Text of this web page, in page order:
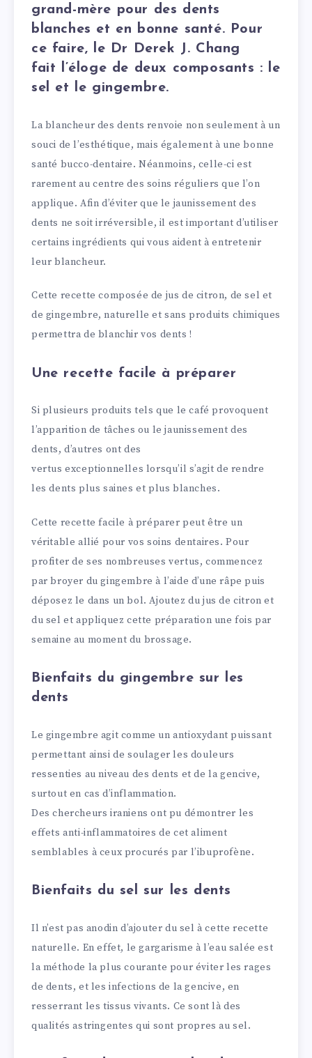
grand-mère pour des dents
blanches et en bonne santé. Pour
ce faire, le Dr Derek J. Chang
fait l’éloge de deux composants : le
sel et le gingembre.
La blancheur des dents renvoie non seulement à un
souci de l’esthétique, mais également à une bonne
santé bucco-dentaire. Néanmoins, celle-ci est
rarement au centre des soins réguliers que l’on
applique. Afin d’éviter que le jaunissement des
dents ne soit irréversible, il est important d’utiliser
certains ingrédients qui vous aident à entretenir
leur blancheur.
Cette recette composée de jus de citron, de sel et
de gingembre, naturelle et sans produits chimiques
permettra de blanchir vos dents !
Une recette facile à préparer
Si plusieurs produits tels que le café provoquent
l’apparition de tâches ou le jaunissement des
dents, d’autres ont des
vertus exceptionnelles lorsqu’il s’agit de rendre
les dents plus saines et plus blanches.
Cette recette facile à préparer peut être un
véritable allié pour vos soins dentaires. Pour
profiter de ses nombreuses vertus, commencez
par broyer du gingembre à l’aide d’une râpe puis
déposez le dans un bol. Ajoutez du jus de citron et
du sel et appliquez cette préparation une fois par
semaine au moment du brossage.
Bienfaits du gingembre sur les
dents
Le gingembre agit comme un antioxydant puissant
permettant ainsi de soulager les douleurs
ressenties au niveau des dents et de la gencive,
surtout en cas d’inflammation.
Des chercheurs iraniens ont pu démontrer les
effets anti-inflammatoires de cet aliment
semblables à ceux procurés par l’ibuprofène.
Bienfaits du sel sur les dents
Il n’est pas anodin d’ajouter du sel à cette recette
naturelle. En effet, le gargarisme à l’eau salée est
la méthode la plus courante pour éviter les rages
de dents, et les infections de la gencive, en
resserrant les tissus vivants. Ce sont là des
qualités astringentes qui sont propres au sel.